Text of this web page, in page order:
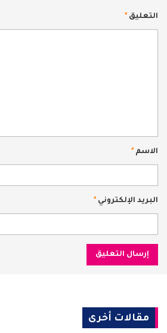
التعليق*
الاسم*
البريد الإلكتروني*
مقالات أخرى